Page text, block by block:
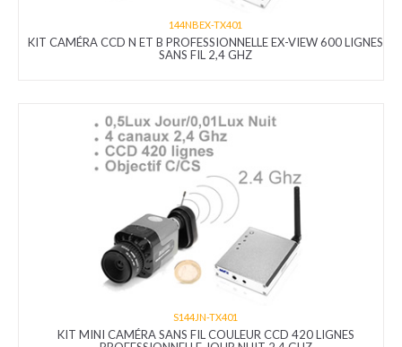
144NBEX-TX401
KIT CAMÉRA CCD N ET B PROFESSIONNELLE EX-VIEW 600 LIGNES
SANS FIL 2,4 GHZ
S144JN-TX401
KIT MINI CAMÉRA SANS FIL COULEUR CCD 420 LIGNES